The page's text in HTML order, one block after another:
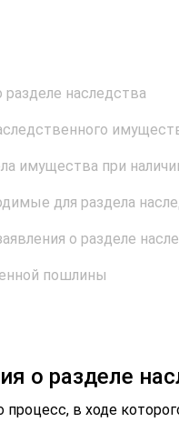
наследства
имущества при
для раздела
о разделе
пошлины
о разделе
процесс, в ходе